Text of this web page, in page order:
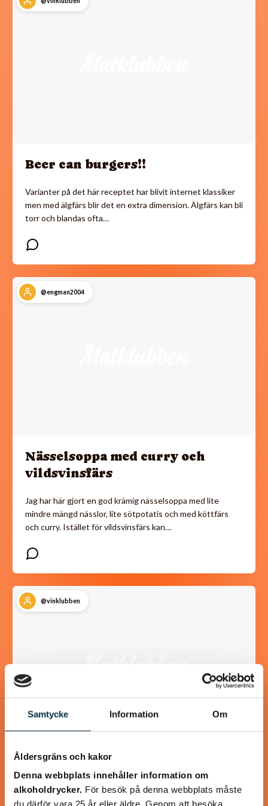
Samtycke Information Om
Åldersgräns och kakor
Denna webbplats innehåller information om
alkoholdrycker. För besök på denna webbplats måste
Beer can burgers!!
Varianter på det här receptet har blivit internet klassiker
men med älgfärs blir det en extra dimension. Älgfärs kan bli
torr och blandas ofta…
@engman2004
Nässelsoppa med curry och
vildsvinsfärs
Jag har här gjort en god krämig nässelsoppa med lite
mindre mängd nässlor, lite sötpotatis och med köttfärs
och curry. Istället för vildsvinsfärs kan…
@vinklubben
Plommonspäckad viltstek
En härlig rätt som sköter sig själv i ugnen och ger dig tid